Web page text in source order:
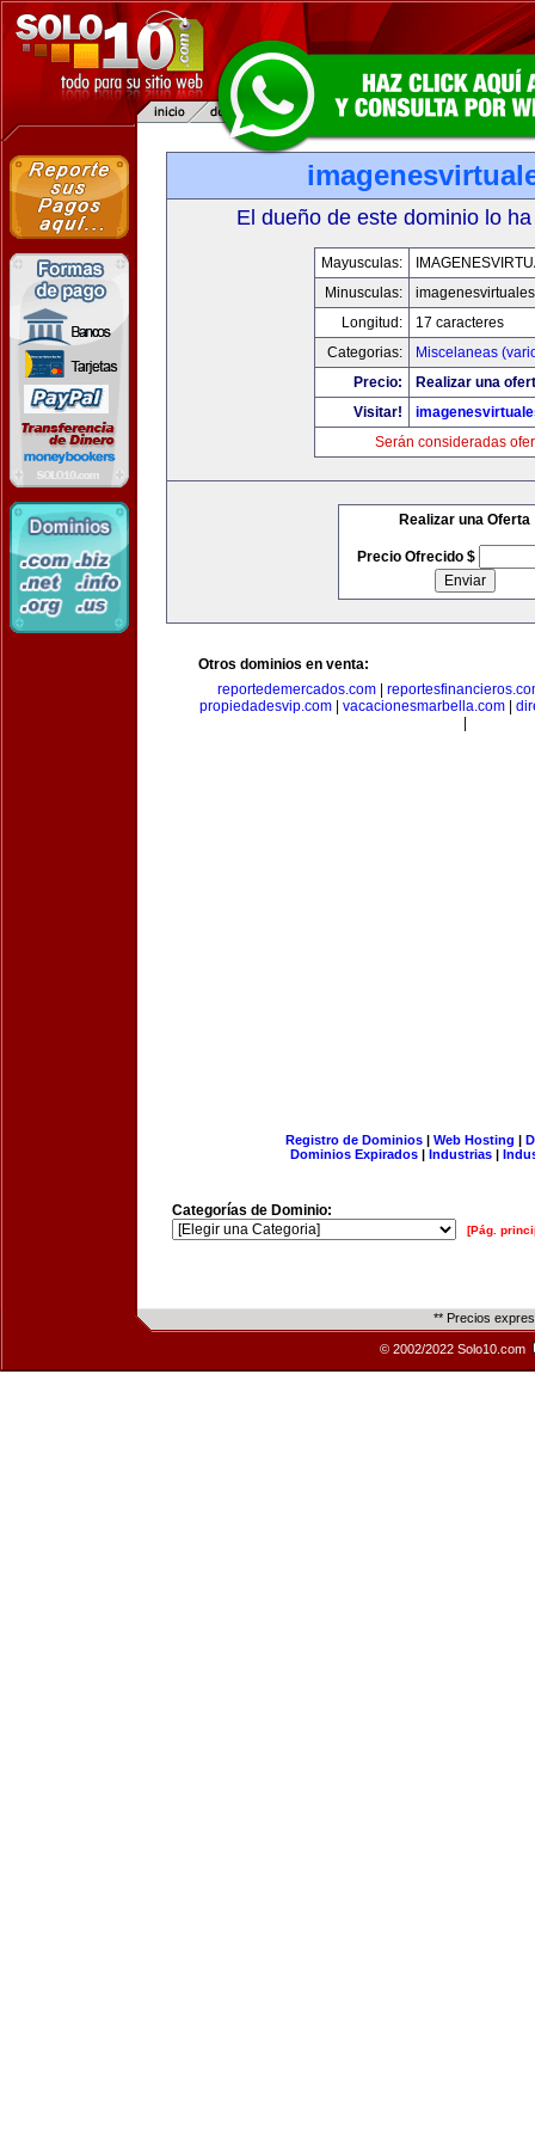
El dueño de este dominio lo
Mayusculas:
Minusculas:
Longitud:
17 caracteres
Categorias:
Miscelaneas
Precio:
Realizar una
Visitar!
Serán consideradas
Realizar una Oferta
Precio Ofrecido $
Otros dominios en venta:
reportedemercados.com
propiedadesvip.com
vacacionesmarbella.com
Registro de Dominios| Web Hosting |
Dominios Expirados | Industrias |
Categorías de Dominio:
[Pág.
** Precios
© 2002/2022 Solo10.com